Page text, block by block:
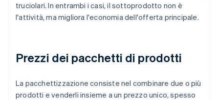
truciolari. In entrambi i casi, il sottoprodotto non è
l'attività, ma migliora l'economia dell'offerta principale.
Prezzi dei pacchetti di prodotti
La pacchettizzazione consiste nel combinare due o più
prodotti e venderli insieme a un prezzo unico, spesso